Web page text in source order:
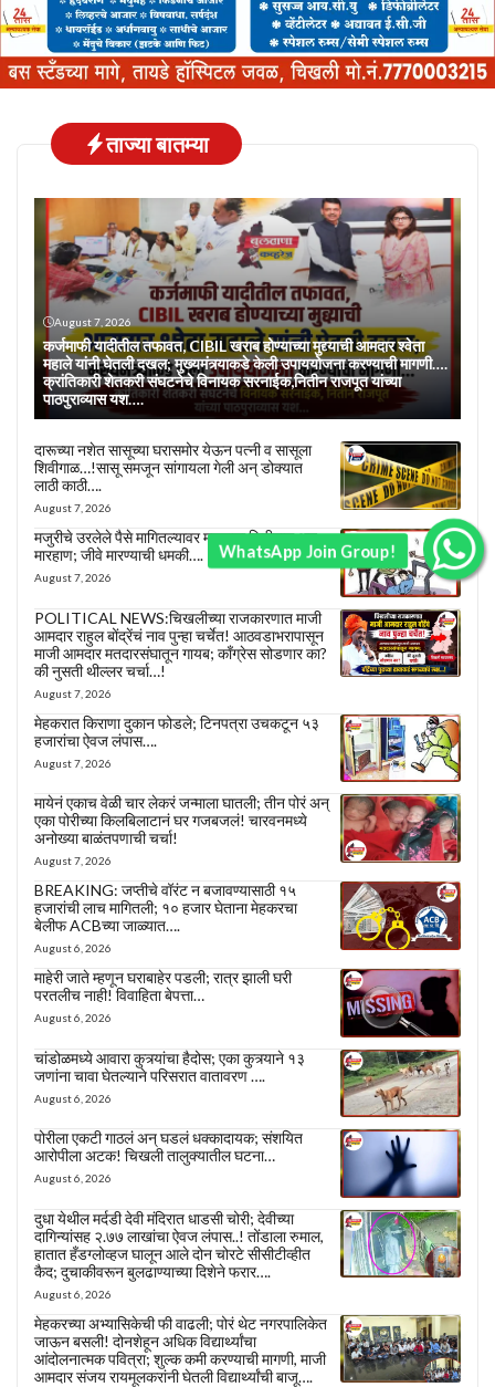
ताज्या बातम्या
August 7, 2026
कर्जमाफी यादीतील तफावत, CIBIL खराब होण्याच्या मुद्द्याची आमदार श्वेता
महाले यांनी घेतली दखल; मुख्यमंत्र्याकडे केली उपाययोजना करण्याची मागणी….
क्रांतिकारी शेतकरी संघटनेचे विनायक सरनाईक,नितीन राजपूत यांच्या
पाठपुराव्यास यश….
दारूच्या नशेत सासूच्या घरासमोर येऊन पत्नी व सासूला
शिवीगाळ…!सासू समजून सांगायला गेली अन् डोक्यात
लाठी काठी….
August 7, 2026
मजुरीचे उरलेले पैसे मागितल्यावर मजुराला शिवीगाळ अन्
मारहाण; जीवे मारण्याची धमकी….
August 7, 2026
POLITICAL NEWS:चिखलीच्या राजकारणात माजी
आमदार राहुल बोंद्रेंचं नाव पुन्हा चर्चेत! आठवडाभरापासून
माजी आमदार मतदारसंघातून गायब; काँग्रेस सोडणार का?
की नुसती थील्लर चर्चा…!
August 7, 2026
मेहकरात किराणा दुकान फोडले; टिनपत्रा उचकटून ५३
हजारांचा ऐवज लंपास….
August 7, 2026
मायेनं एकाच वेळी चार लेकरं जन्माला घातली; तीन पोरं अन्
एका पोरीच्या किलबिलाटानं घर गजबजलं! चारवनमध्ये
अनोख्या बाळंतपणाची चर्चा!
August 7, 2026
BREAKING: जप्तीचे वॉरंट न बजावण्यासाठी १५
हजारांची लाच मागितली; १० हजार घेताना मेहकरचा
बेलीफ ACBच्या जाळ्यात….
August 6, 2026
माहेरी जाते म्हणून घराबाहेर पडली; रात्र झाली घरी
परतलीच नाही! विवाहिता बेपत्ता…
August 6, 2026
चांडोळमध्ये आवारा कुत्र्यांचा हैदोस; एका कुत्र्याने १३
जणांना चावा घेतल्याने परिसरात वातावरण ….
August 6, 2026
पोरीला एकटी गाठलं अन् घडलं धक्कादायक; संशयित
आरोपीला अटक! चिखली तालुक्यातील घटना…
August 6, 2026
दुधा येथील मर्दडी देवी मंदिरात धाडसी चोरी; देवीच्या
दागिन्यांसह २.७७ लाखांचा ऐवज लंपास..! तोंडाला रुमाल,
हातात हँडग्लोव्हज घालून आले दोन चोरटे सीसीटीव्हीत
कैद; दुचाकीवरून बुलढाण्याच्या दिशेने फरार….
August 6, 2026
मेहकरच्या अभ्यासिकेची फी वाढली; पोरं थेट नगरपालिकेत
जाऊन बसली! दोनशेहून अधिक विद्यार्थ्यांचा
आंदोलनात्मक पवित्रा; शुल्क कमी करण्याची मागणी, माजी
आमदार संजय रायमूलकरांनी घेतली विद्यार्थ्यांची बाजू….
WhatsApp Join Group!